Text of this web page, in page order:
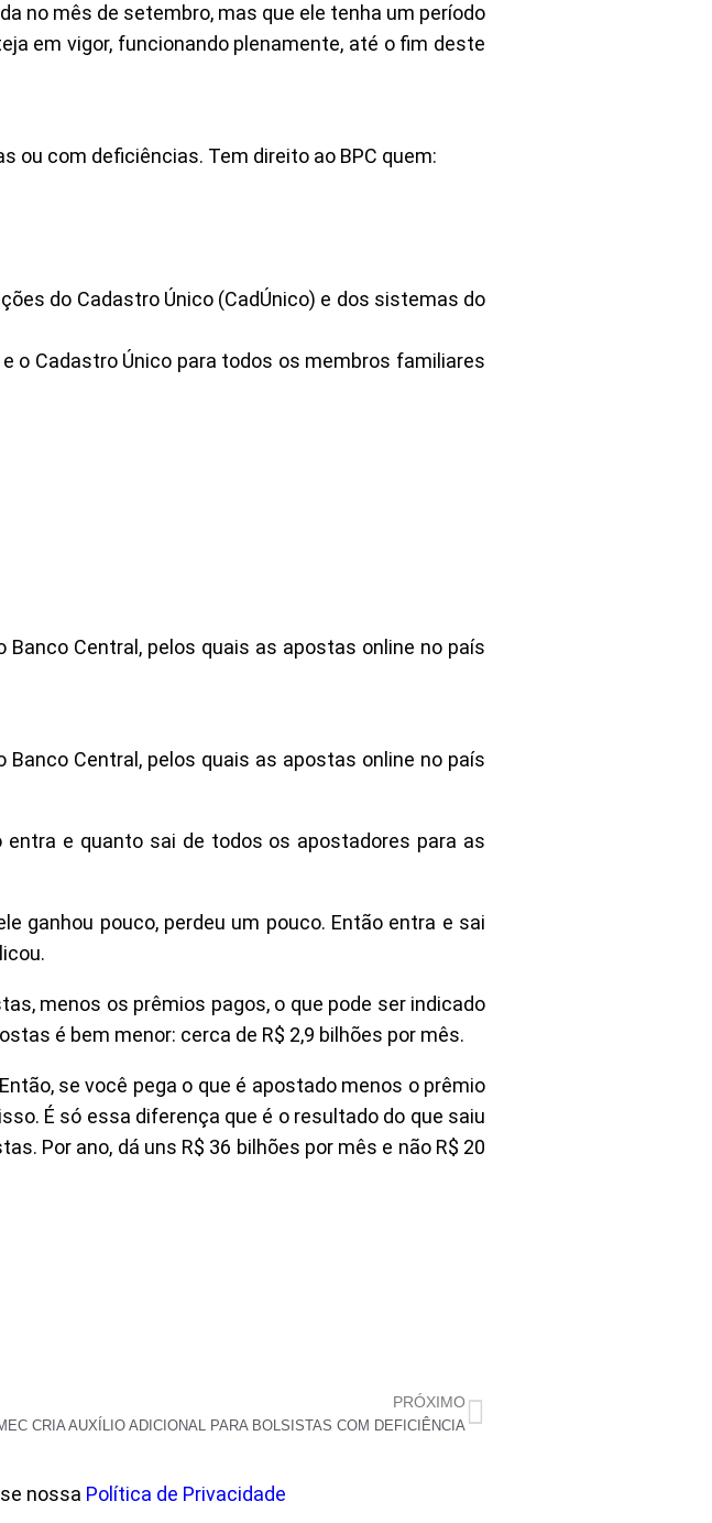
no mês de setembro, mas que ele tenha um período
em vigor, funcionando plenamente, até o fim deste
ou com deficiências. Tem direito ao BPC quem:
do Cadastro Único (CadÚnico) e dos sistemas do
o Cadastro Único para todos os membros familiares
Central, pelos quais as apostas online no país
Central, pelos quais as apostas online no país
entra e quanto sai de todos os apostadores para as
ganhou pouco, perdeu um pouco. Então entra e sai
menos os prêmios pagos, o que pode ser indicado
é bem menor: cerca de R$ 2,9 bilhões por mês.
se você pega o que é apostado menos o prêmio
É só essa diferença que é o resultado do que saiu
Por ano, dá uns R$ 36 bilhões por mês e não R$ 20
PRÓXIMO
CRIA AUXÍLIO ADICIONAL PARA BOLSISTAS COM DEFICIÊNCIA
nossa Política de Privacidade